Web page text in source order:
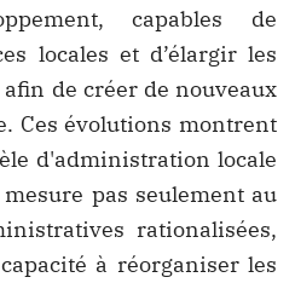
capables de
locales et d’élargir les
de créer de nouveaux
Ces évolutions montrent
d'administration locale
pas seulement au
rationalisées,
à réorganiser les